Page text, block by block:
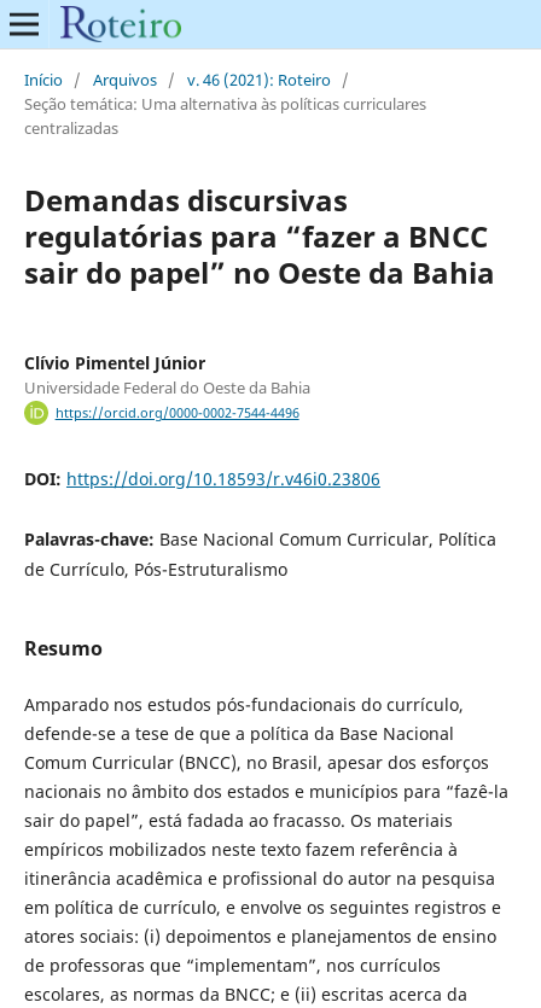
Início / Arquivos / v. 46 (2021): Roteiro /
Seção temática: Uma alternativa às políticas curriculares
centralizadas
Demandas discursivas
regulatórias para “fazer a BNCC
sair do papel” no Oeste da Bahia
Clívio Pimentel Júnior
Universidade Federal do Oeste da Bahia
https://orcid.org/0000-0002-7544-4496
DOI: https://doi.org/10.18593/r.v46i0.23806
Palavras-chave: Base Nacional Comum Curricular, Política
de Currículo, Pós-Estruturalismo
Resumo
Amparado nos estudos pós-fundacionais do currículo,
defende-se a tese de que a política da Base Nacional
Comum Curricular (BNCC), no Brasil, apesar dos esforços
nacionais no âmbito dos estados e municípios para “fazê-la
sair do papel”, está fadada ao fracasso. Os materiais
empíricos mobilizados neste texto fazem referência à
itinerância acadêmica e profissional do autor na pesquisa
em política de currículo, e envolve os seguintes registros e
atores sociais: (i) depoimentos e planejamentos de ensino
de professoras que “implementam”, nos currículos
escolares, as normas da BNCC; e (ii) escritas acerca da